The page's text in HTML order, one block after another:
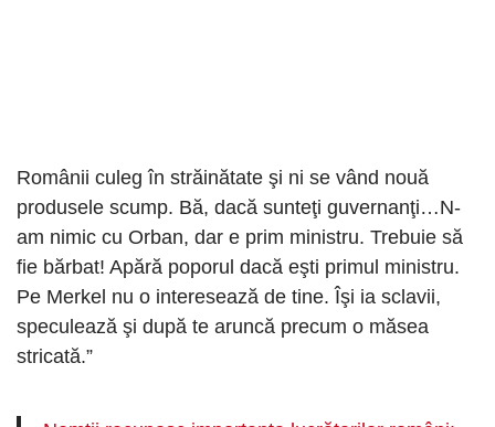
Românii culeg în străinătate şi ni se vând nouă
produsele scump. Bă, dacă sunteţi guvernanţi…N-
am nimic cu Orban, dar e prim ministru. Trebuie să
fie bărbat! Apără poporul dacă eşti primul ministru.
Pe Merkel nu o interesează de tine. Îşi ia sclavii,
speculează şi după te aruncă precum o măsea
stricată.”